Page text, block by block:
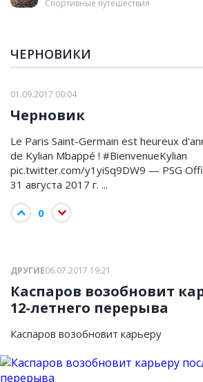
Спортивные путешествия
ЧЕРНОВИКИ
01.09.2017 00:04
Черновик
Le Paris Saint-Germain est heureux
de Kylian Mbappé ! #BienvenueKylian
pic.twitter.com/y1yiSq9DW9 — PSG
31 августа 2017 г. ...
0
ДРУГИЕ06.07.2017 19:21
Каспаров возобновит
12-летнего перерыва
Каспаров возобновит карьеру